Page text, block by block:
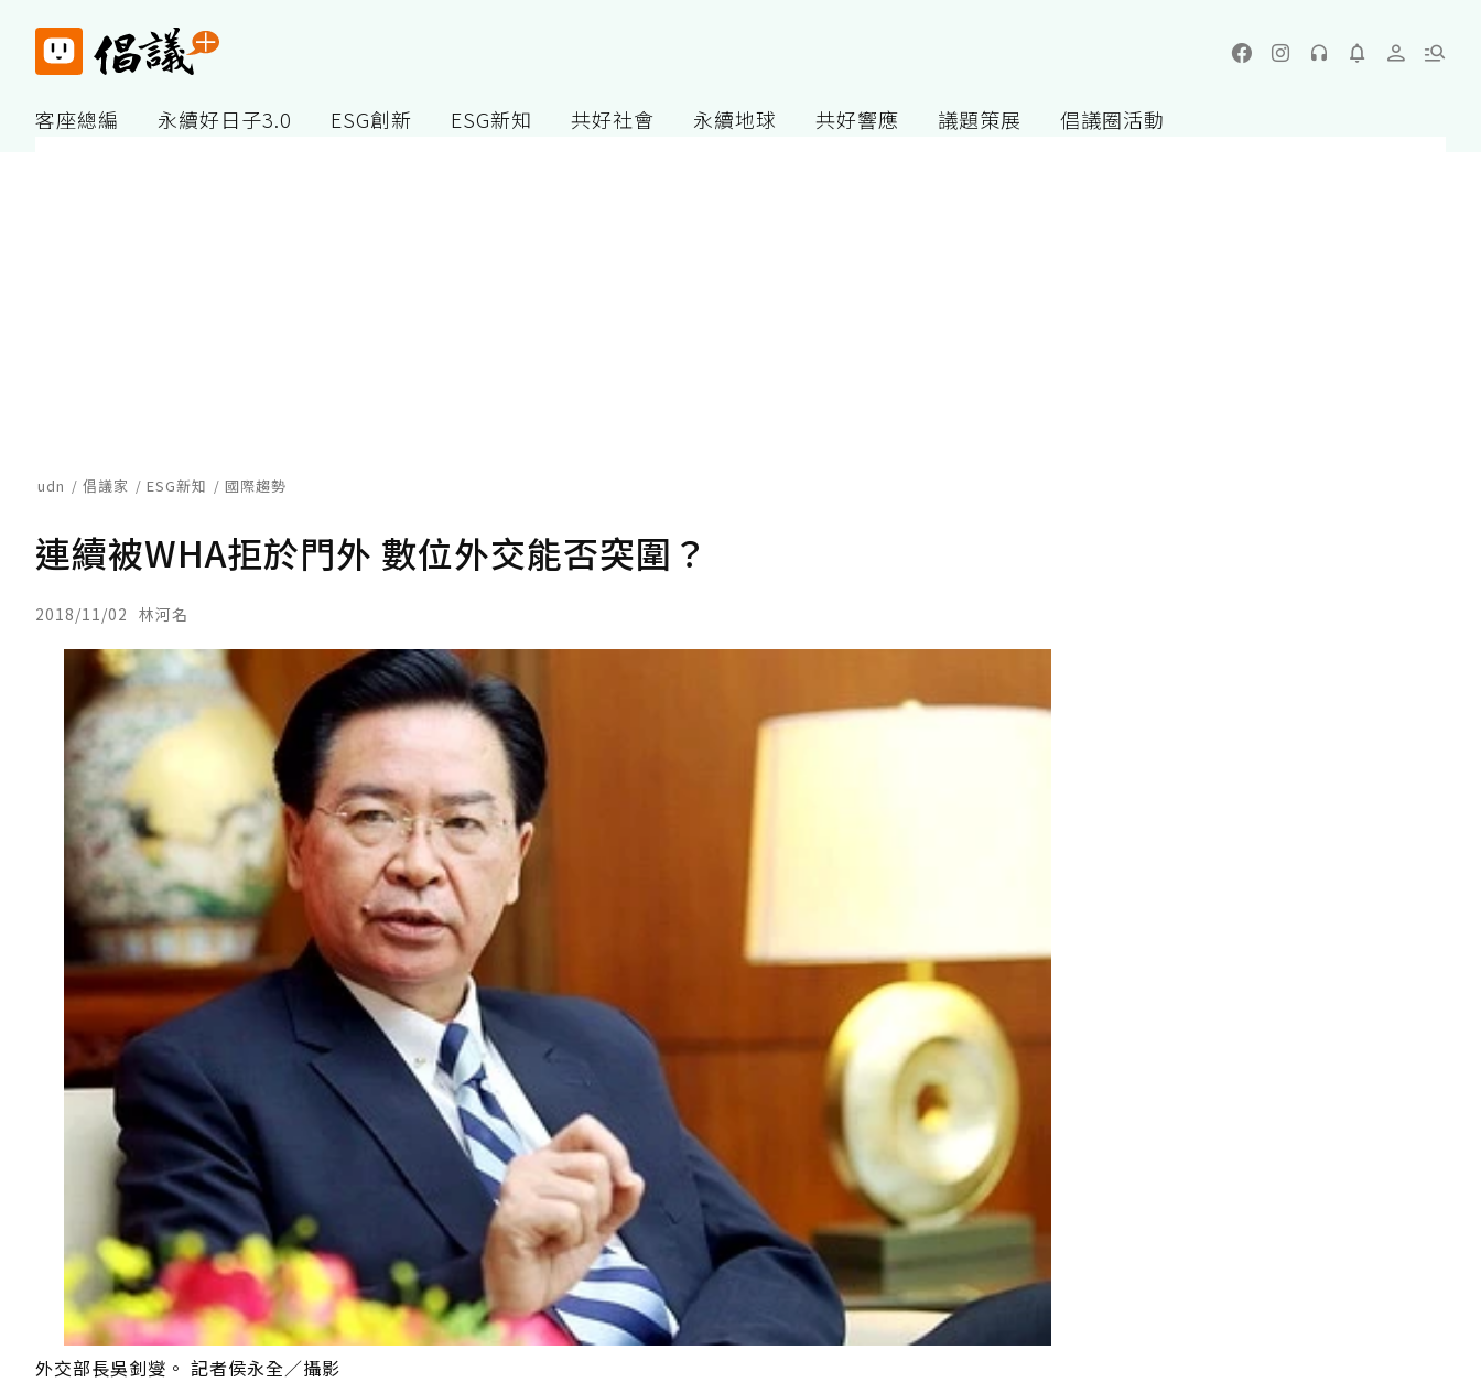
客座總編 永續好日子3.0 ESG創新 ESG新知 共好社會 永續地球 共好響應 議題策展 倡議圈活動
udn 倡議家 ESG新知 國際趨勢
連續被WHA拒於門外 數位外交能否突圍？
2018/11/02 林河名
外交部長吳釗燮。 記者侯永全／攝影